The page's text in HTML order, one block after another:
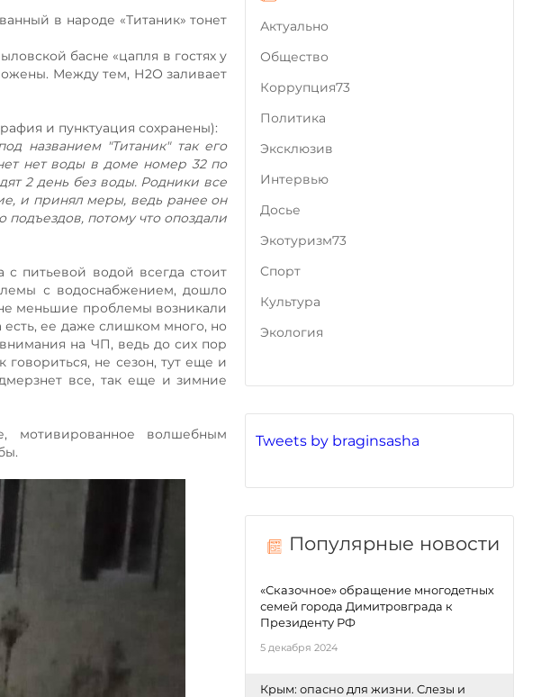
в народе «Титаник» тонет
басне «цапля в гостях у
Между тем, Н2О заливает
и пунктуация сохранены):
названием "Титаник" так его
нет воды в доме номер 32 по
2 день без воды. Родники все
и принял меры, ведь ранее он
потому что опоздали
питьевой водой всегда стоит
с водоснабжением, дошло
меньшие проблемы возникали
ее даже слишком много, но
на ЧП, ведь до сих пор
не сезон, тут еще и
все, так еще и зимние
волшебным
Tweets by braginsasha
Популярные новости
«Сказочное» обращение многодетных
семей города Димитровграда к
Президенту РФ
5 декабря 2024
Крым: опасно для жизни. Слезы и
Актуально
Общество
Коррупция73
Политика
Эксклюзив
Интервью
Досье
Экотуризм73
Cпорт
Культура
Экология